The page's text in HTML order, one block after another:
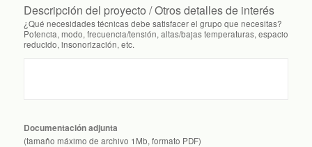
Descripción del proyecto / Otros detalles de interés
¿Qué necesidades técnicas debe satisfacer el grupo que necesitas?
Potencia, modo, frecuencia/tensión, altas/bajas temperaturas, espacio
reducido, insonorización, etc.
Documentación adjunta
(tamaño máximo de archivo 1Mb, formato PDF)